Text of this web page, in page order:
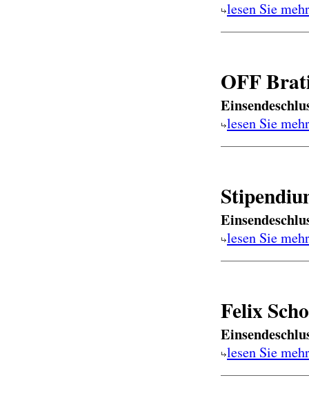
lesen Sie mehr
OFF
lesen Sie mehr
lesen Sie mehr
Felix
lesen Sie mehr